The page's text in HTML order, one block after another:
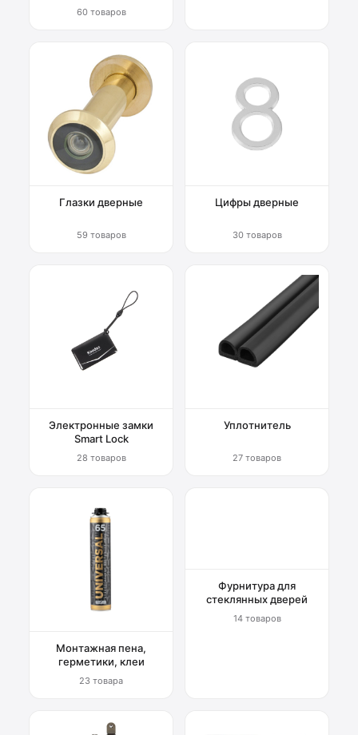
60 товаров
Глазки дверные
59 товаров
Цифры дверные
30 товаров
Электронные замки
Smart Lock
28 товаров
Уплотнитель
27 товаров
Монтажная пена,
герметики, клеи
23 товара
Фурнитура для
стеклянных дверей
14 товаров